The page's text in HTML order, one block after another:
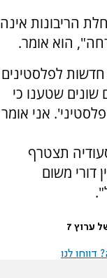
הריבונות אינה
הוא אומר.
חדשות לפלסטינים
שטענו כי
אני אומר
תצטרף
דורי משום
ערוץ 7
לנו